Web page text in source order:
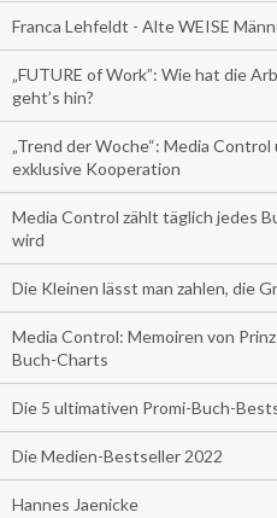
Franca Lehfeldt - Alte WEISE
„FUTURE of Work”: Wie hat die
geht’s hin?
„Trend der Woche“: Media
exklusive Kooperation
Media Control zählt täglich jedes
wird
Die Kleinen lässt man zahlen, die
Media Control: Memoiren von
Buch-Charts
Die 5 ultimativen Promi-Buch-
Die Medien-Bestseller 2022
Hannes Jaenicke